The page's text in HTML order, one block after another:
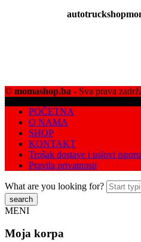
© momashop.ba - Sva prava
POČETNA
O NAMA
SHOP
KONTAKT
Trošak dostave i uslovi
Pravila privatnosti
What are you looking for?
MENI
Moja korpa